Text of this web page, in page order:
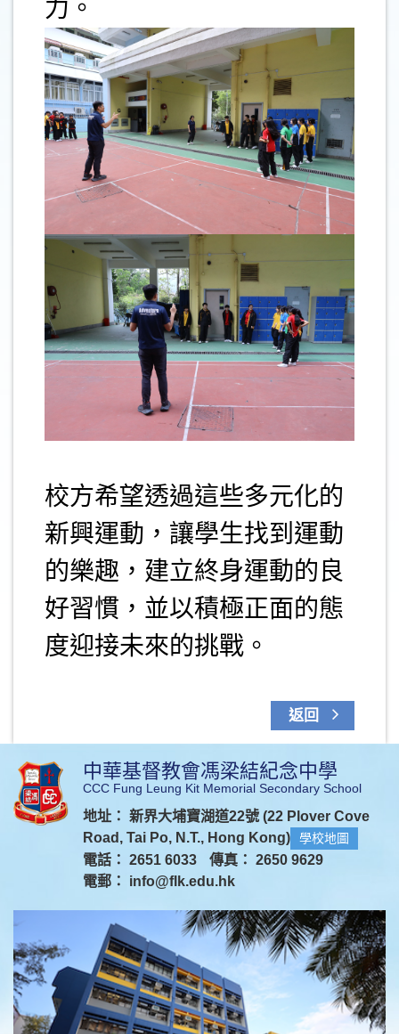
力。
校方希望透過這些多元化的
新興運動，讓學生找到運動
的樂趣，建立終身運動的良
好習慣，並以積極正面的態
度迎接未來的挑戰。
返回
中華基督教會馮梁結紀念中學
CCC Fung Leung Kit Memorial Secondary School
地址： 新界大埔寶湖道22號 (22 Plover Cove
Road, Tai Po, N.T., Hong Kong)
學校地圖
電話： 2651 6033
傳真： 2650 9629
電郵： info@flk.edu.hk